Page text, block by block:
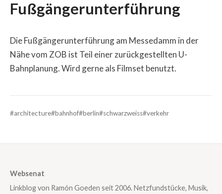
Fußgängerunterführung
Die Fußgängerunterführung am Messedamm in der
Nähe vom ZOB ist Teil einer zurückgestellten U-
Bahnplanung. Wird gerne als Filmset benutzt.
#architecture#bahnhof#berlin#schwarzweiss#verkehr
Websenat
Linkblog von Ramón Goeden seit 2006. Netzfundstücke, Musik,